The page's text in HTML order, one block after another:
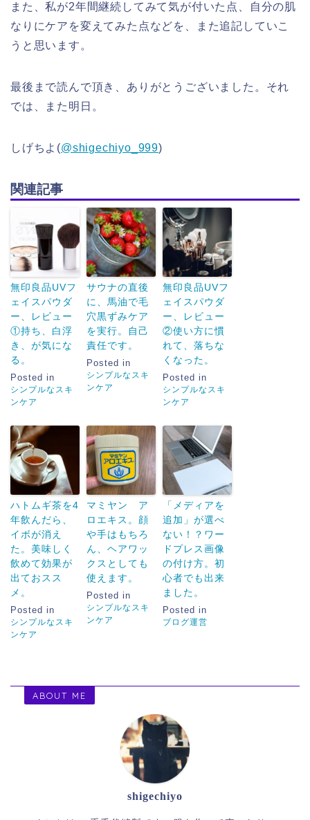
また、私が2年間継続してみて気が付いた点、自分の肌
なりにケアを変えてみた点などを、また追記していこ
うと思います。
最後まで読んで頂き、ありがとうございました。それ
では、また明日。
しげちよ(@shigechiyo_999)
関連記事
無印良品UVフ
ェイスパウダ
ー、レビュー
①持ち、白浮
き、が気にな
る。
Posted in
シンプルなスキ
ンケア
サウナの直後
に、馬油で毛
穴黒ずみケア
を実行。自己
責任です。
Posted in
シンプルなスキ
ンケア
無印良品UVフ
ェイスパウダ
ー、レビュー
②使い方に慣
れて、落ちな
くなった。
Posted in
シンプルなスキ
ンケア
ハトムギ茶を4
年飲んだら、
イボが消え
た。美味しく
飲めて効果が
出ておスス
メ。
Posted in
シンプルなスキ
ンケア
マミヤン ア
ロエキス。顔
や手はもちろ
ん、ヘアワッ
クスとしても
使えます。
Posted in
シンプルなスキ
ンケア
「メディアを
追加」が選べ
ない！？ワー
ドプレス画像
の付け方。初
心者でも出来
ました。
Posted in
ブログ運営
ABOUT ME
shigechiyo